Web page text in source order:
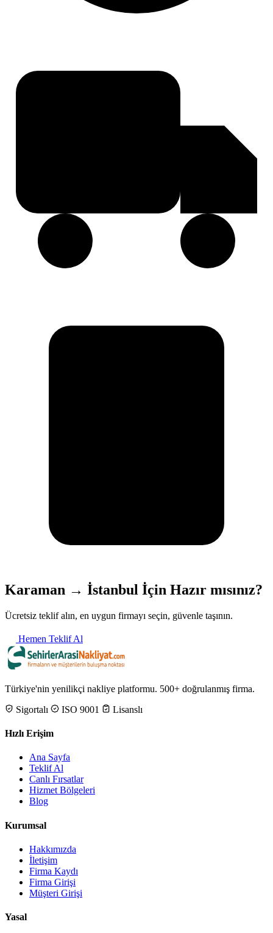
Karaman → İstanbul İçin Hazır mısınız?
Ücretsiz teklif alın, en uygun firmayı seçin, güvenle taşının.
Hemen Teklif Al
Türkiye'nin yenilikçi nakliye platformu. 500+ doğrulanmış firma.
Sigortalı
ISO 9001 Lisanslı
Hızlı Erişim
Ana Sayfa
Teklif Al
Canlı Fırsatlar
Hizmet Bölgeleri
Blog
Kurumsal
Hakkımızda
İletişim
Firma Kaydı
Firma Girişi
Müşteri Girişi
Yasal